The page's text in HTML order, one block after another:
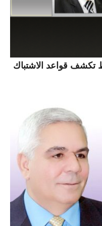
قواعد الاشتباك